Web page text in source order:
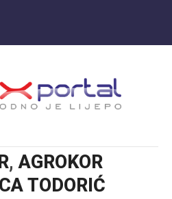
,AGROKOR
TODORIĆ